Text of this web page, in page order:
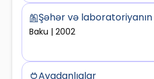
Şəhər və
Baku | 2002
Avadanlıqlar